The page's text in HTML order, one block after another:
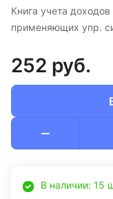
Книга учета
применяющих упр.
252 руб.
В наличии: 15